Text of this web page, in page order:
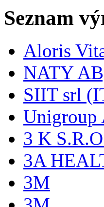
Seznam
Aloris
NATY
SIIT srl
Unigroup
3 K
3A
3M